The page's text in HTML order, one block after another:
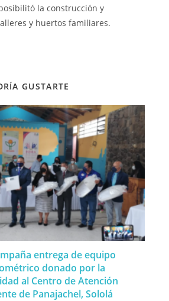
la construcción y
y huertos familiares.
GUSTARTE
entrega de equipo
donado por la
al Centro de Atención
de Panajachel, Sololá